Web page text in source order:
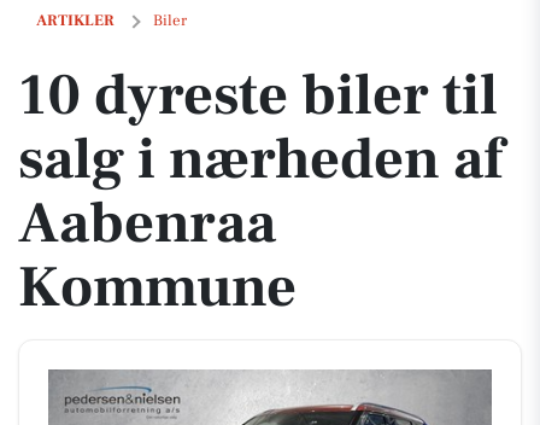
ARTIKLER Biler
10 dyreste biler til salg i nærheden af Aabenraa Kommune
10 dyreste biler til
salg i nærheden af
Aabenraa
Kommune